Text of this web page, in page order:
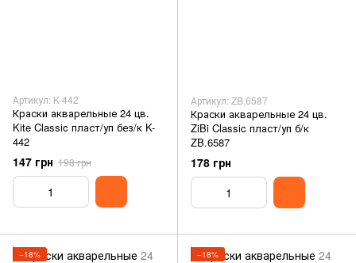
Артикул: K-442
Краски акварельные 24 цв.
Kite Classic пласт/уп без/к K-
442
147 грн 198 грн
Артикул: ZB.6587
Краски акварельные 24 цв.
ZiBi Classic пласт/уп б/к
ZB.6587
178 грн
−18% −18%